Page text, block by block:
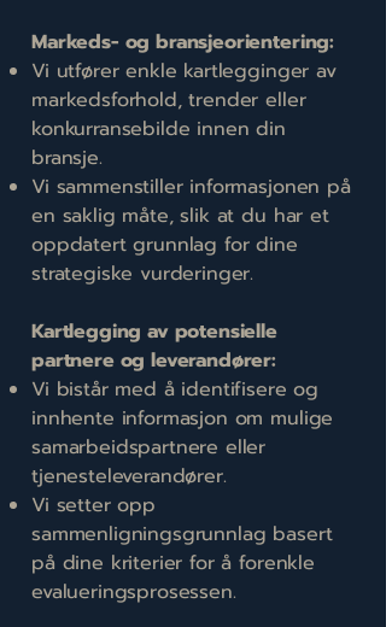
Markeds- og bransjeorientering:
Vi utfører enkle kartlegginger av
markedsforhold, trender eller
konkurransebilde innen din
bransje.
Vi sammenstiller informasjonen på
en saklig måte, slik at du har et
oppdatert grunnlag for dine
strategiske vurderinger.
Kartlegging av potensielle
partnere og leverandører:
Vi bistår med å identifisere og
innhente informasjon om mulige
samarbeidspartnere eller
tjenesteleverandører.
Vi setter opp
sammenligningsgrunnlag basert
på dine kriterier for å forenkle
evalueringsprosessen.